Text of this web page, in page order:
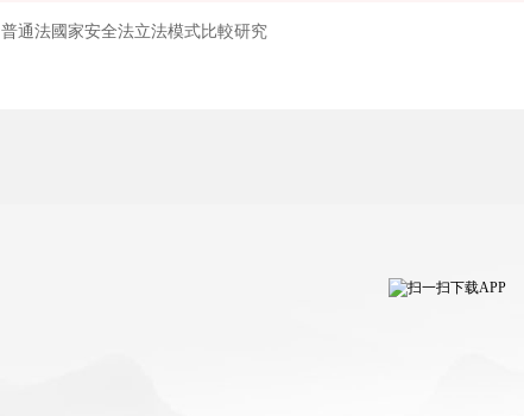
普通法國家安全法立法模式比較研究